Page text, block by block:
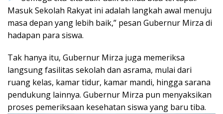
Masuk Sekolah Rakyat ini adalah langkah awal menuju
masa depan yang lebih baik,” pesan Gubernur Mirza di
hadapan para siswa.
Tak hanya itu, Gubernur Mirza juga memeriksa
langsung fasilitas sekolah dan asrama, mulai dari
ruang kelas, kamar tidur, kamar mandi, hingga sarana
pendukung lainnya. Gubernur Mirza pun menyaksikan
proses pemeriksaan kesehatan siswa yang baru tiba.